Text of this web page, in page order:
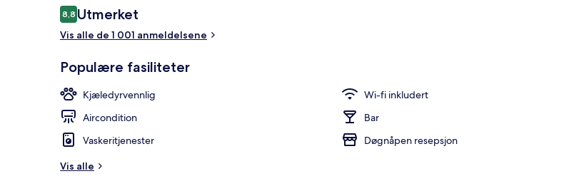
Anmeldelser
8,88,8 av 10 –
Utmerket
Vis alle de 1 001 anmeldelsene
Populære fasiliteter
Kjæledyrvennlig
Wi-fi inkludert
Aircondition
Bar
Vaskeritjenester
Døgnåpen resepsjon
Vis alle